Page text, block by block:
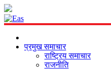
प्रमुख समाचार
राष्ट्रिय समाचार
राजनीति